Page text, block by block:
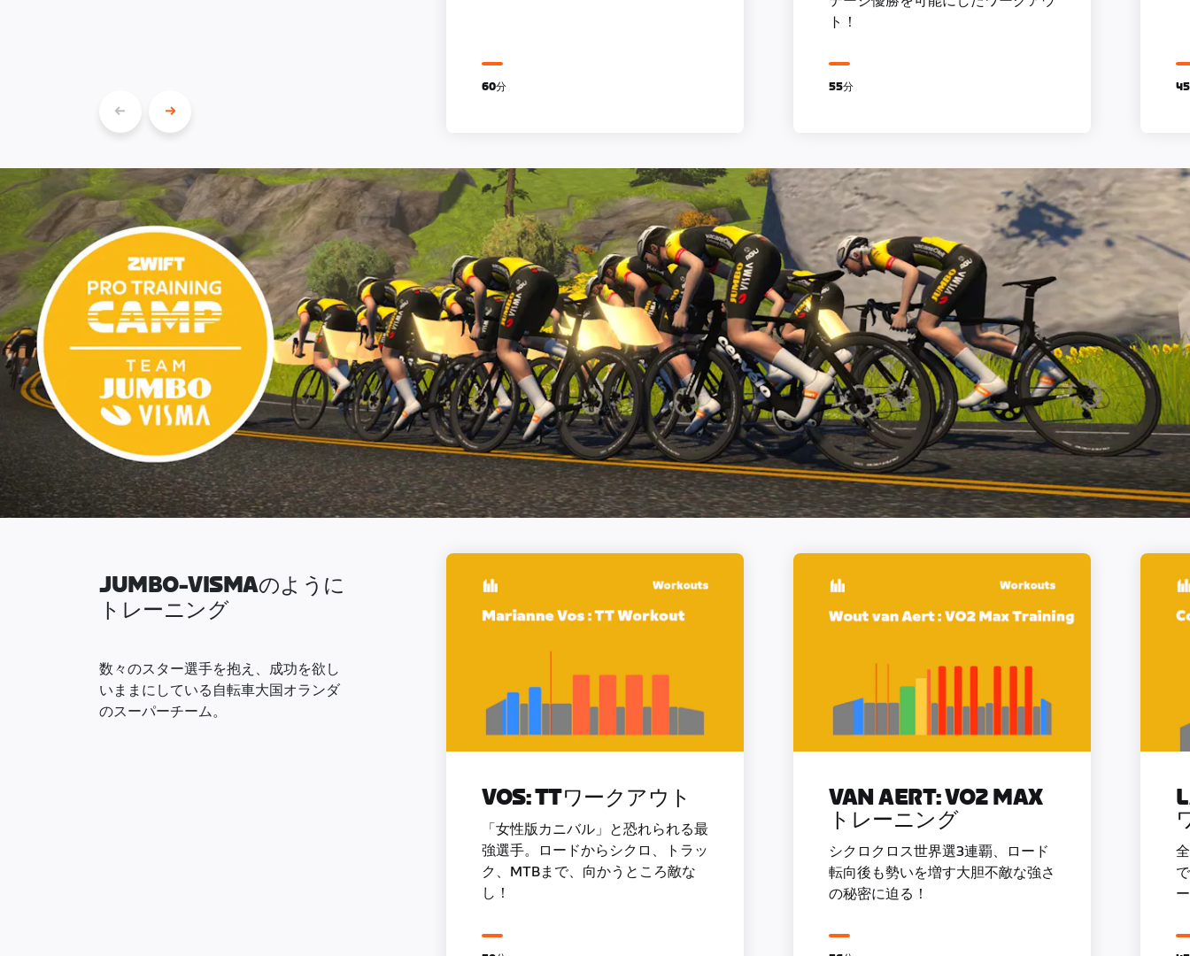
ラ
イ
ド
次
ラ
イ
ド
60分
ト！
55分
JUMBO-VISMAのように
トレーニング
数々のスター選手を抱え、成功を欲し
いままにしている自転車大国オランダ
のスーパーチーム。
VOS: TTワークアウト
「女性版カニバル」と恐れられる最
強選手。ロードからシクロ、トラッ
ク、MTBまで、向かうところ敵な
し！
VAN AERT: VO2 MAX
トレーニング
シクロクロス世界選3連覇、ロード
転向後も勢いを増す大胆不敵な強さ
の秘密に迫る！